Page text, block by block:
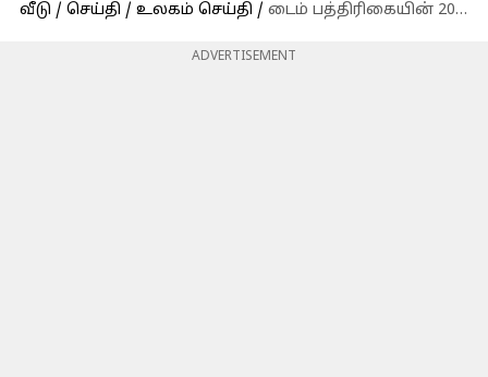
வீடு / செய்தி / உலகம் செய்தி / டைம் பத்திரிகையின் 2025ஆம் ஆண்டுக்கான மிகவும் செல்வாக்கு மிக்க நபர்களின் பட்டியல்: இந்தியர்கள் இடம்பெறவில்லை
ADVERTISEMENT